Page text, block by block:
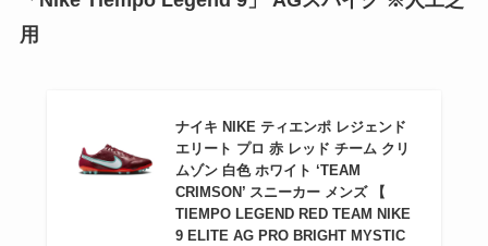
用
ナイキ NIKE ティエンポ レジェンド
エリート プロ 赤 レッド チーム クリ
ムゾン 白色 ホワイト ‘TEAM
CRIMSON’ スニーカー メンズ 【
TIEMPO LEGEND RED TEAM NIKE
9 ELITE AG PRO BRIGHT MYSTIC